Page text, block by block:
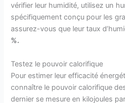
vérifier leur humidité, utilisez un
spécifiquement conçu pour les
assurez-vous que leur taux
%.
Testez le pouvoir calorifique
Pour estimer leur efficacité
connaître le pouvoir calorifique
dernier se mesure en kilojoules